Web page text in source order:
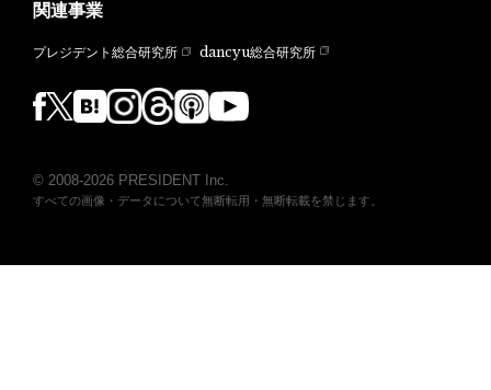
関連事業
プレジデント総合研究所 dancyu総合研究所
© 2008-2026 PRESIDENT Inc.
すべての画像・データについて無断転用・無断転載を禁じます。